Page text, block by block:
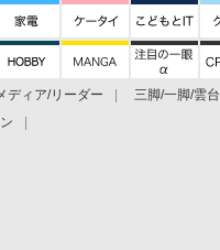
ディア/リーダー 三脚/一脚/雲台